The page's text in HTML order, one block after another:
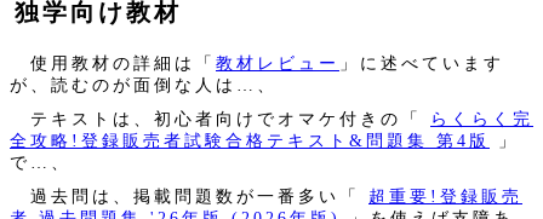
独学向け教材
使用教材の詳細は「 教材レビュー 」に述べています
が、読むのが面倒な人は…、
テキストは、初心者向けでオマケ付きの「
らくらく完
全攻略!登録販売者試験合格テキスト&問題集 第4版
」
で…、
過去問は、掲載問題数が一番多い「
超重要!登録販売